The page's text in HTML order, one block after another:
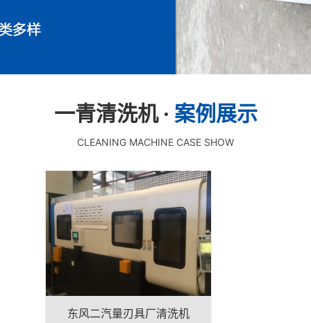
一青清洗机 · 案例展示
CLEANING MACHINE CASE SHOW
东风二汽量刃具厂清洗机